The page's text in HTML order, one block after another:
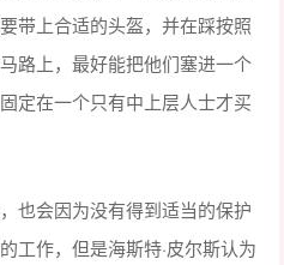
带上合适的头盔，并在踩按照
路上，最好能把他们塞进一个
定在一个只有中上层人士才买
也会因为没有得到适当的保护
工作，但是海斯特·皮尔斯认为